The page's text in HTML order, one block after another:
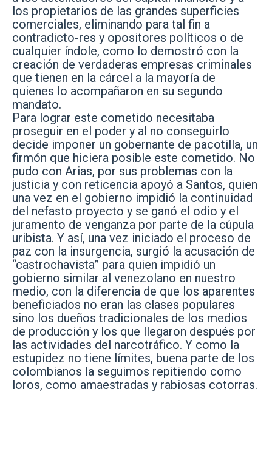
los propietarios de las grandes superficies
comerciales, eliminando para tal fin a
contradicto-res y opositores políticos o de
cualquier índole, como lo demostró con la
creación de verdaderas empresas criminales
que tienen en la cárcel a la mayoría de
quienes lo acompañaron en su segundo
mandato.
Para lograr este cometido necesitaba
proseguir en el poder y al no conseguirlo
decide imponer un gobernante de pacotilla, un
firmón que hiciera posible este cometido. No
pudo con Arias, por sus problemas con la
justicia y con reticencia apoyó a Santos, quien
una vez en el gobierno impidió la continuidad
del nefasto proyecto y se ganó el odio y el
juramento de venganza por parte de la cúpula
uribista. Y así, una vez iniciado el proceso de
paz con la insurgencia, surgió la acusación de
“castrochavista” para quien impidió un
gobierno similar al venezolano en nuestro
medio, con la diferencia de que los aparentes
beneficiados no eran las clases populares
sino los dueños tradicionales de los medios
de producción y los que llegaron después por
las actividades del narcotráfico. Y como la
estupidez no tiene límites, buena parte de los
colombianos la seguimos repitiendo como
loros, como amaestradas y rabiosas cotorras.